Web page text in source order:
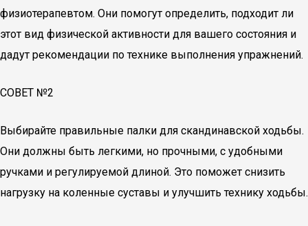
физиотерапевтом. Они помогут определить, подходит ли
этот вид физической активности для вашего состояния и
дадут рекомендации по технике выполнения упражнений.
СОВЕТ №2
Выбирайте правильные палки для скандинавской ходьбы.
Они должны быть легкими, но прочными, с удобными
ручками и регулируемой длиной. Это поможет снизить
нагрузку на коленные суставы и улучшить технику ходьбы.